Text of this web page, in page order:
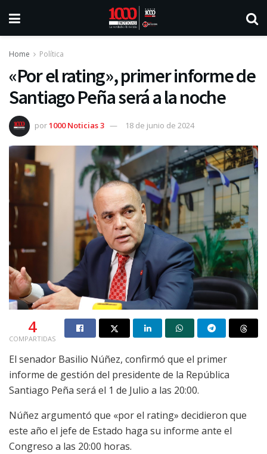
Home Política
«Por el rating», primer informe de
Santiago Peña será a la noche
por1000 Noticias 3 18 de junio de 2024
4
COMPARTIDAS
El senador Basilio Núñez, confirmó que el primer
informe de gestión del presidente de la República
Santiago Peña será el 1 de Julio a las 20:00.
Núñez argumentó que «por el rating» decidieron que
este año el jefe de Estado haga su informe ante el
Congreso a las 20:00 horas.